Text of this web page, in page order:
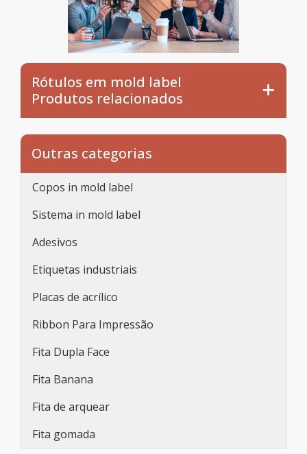
Rótulos em mold label
Produtos relacionados
Outras categorias
Copos in mold label
Sistema in mold label
Adesivos
Etiquetas industriais
Placas de acrílico
Ribbon Para Impressão
Fita Dupla Face
Fita Banana
Fita de arquear
Fita gomada